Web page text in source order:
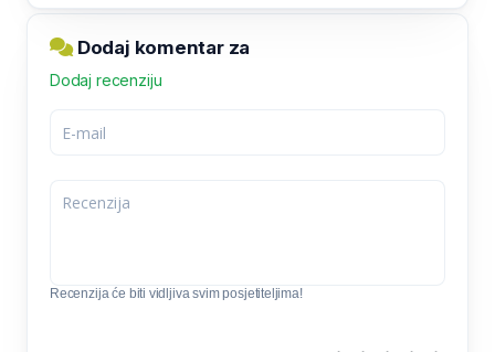
Dodaj komentar za
Dodaj recenziju
Recenzija će biti vidljiva svim posjetiteljima!